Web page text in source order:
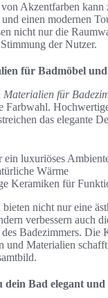
Akzentfarben kann
einen modernen
nicht nur die
der Nutzer.
für Badmöbel
Materialien für
Farbwahl.
das elegante
ein luxuriöses
Wärme
Keramiken für
nicht nur eine
verbessern auch
Badezimmers. Die
und Materialien
dein Bad elegant